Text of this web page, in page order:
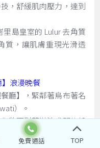
，舒緩肌肉壓力，達到
島皇室的 Lulur 去角質
質，讓肌膚重現光滑透
浪漫晚餐
廳】，緊鄰著烏布著名
）。
將面對著滿池盛開的粉
有時需視表演時間而
TOP